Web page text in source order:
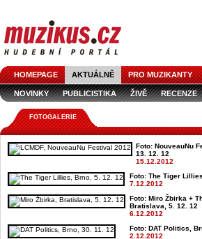
HOMEPAGE AKTUÁLNĚ PRO MUZIKANTY
NOVINKY PUBLICISTIKA ŽIVĚ RECENZE
FOTOGALERIE
Foto: NouveauNu
13. 12. 12
15.12.2012
Foto: The Tiger
7.12.2012
Foto: Miro Žbirka +
Bratislava, 5. 12. 12
6.12.2012
Foto: DAT Politics,
2.12.2012